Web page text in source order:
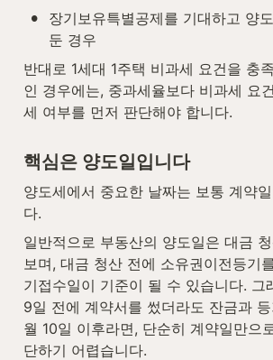
•
장기보유특별공제를 기대하고 양
둔 경우
반대로 1세대 1주택 비과세 요건을 충
인 경우에는, 중과세율보다 비과세 요
세 여부를 먼저 판단해야 합니다.
핵심은 양도일입니다
양도세에서 중요한 날짜는 보통 계약
다.
일반적으로 부동산의 양도일은 대금
보며, 대금 청산 전에 소유권이전등기
기접수일이 기준이 될 수 있습니다.
9일 전에 계약서를 썼더라도 잔금과
월 10일 이후라면, 단순히 계약일만으
단하기 어렵습니다.